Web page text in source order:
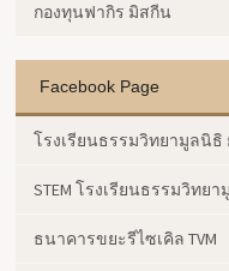
กองทุนฟากิร มิสกีน
Facebook Page
โรงเรียนธรรมวิทยามูลนิธิ
STEM โรงเรียนธรรมวิทย
ธนาคารขยะรีไซเคิล TVM